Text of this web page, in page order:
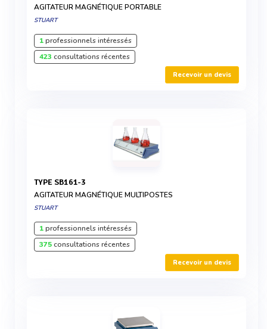
AGITATEUR MAGNÉTIQUE PORTABLE
STUART
1professionnels intéressés
423 consultations récentes
Recevoir un devis
TYPE SB161-3
AGITATEUR MAGNÉTIQUE MULTIPOSTES
STUART
1professionnels intéressés
375consultations récentes
Recevoir un devis